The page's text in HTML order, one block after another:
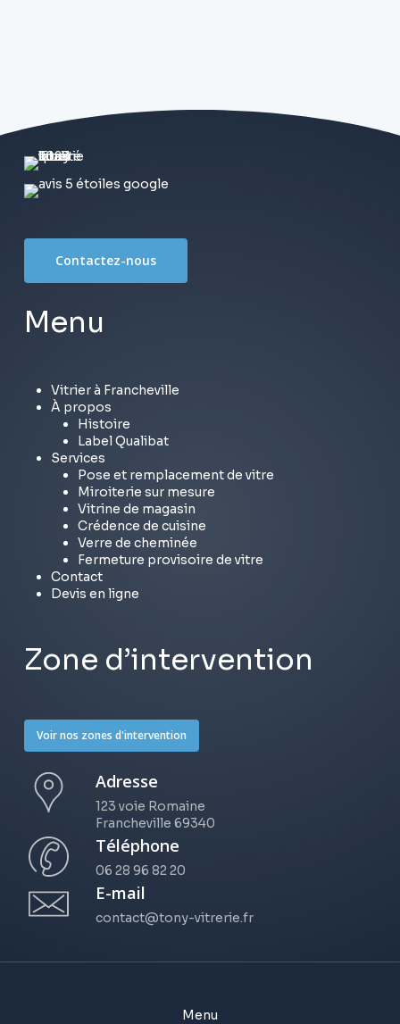
Contactez-nous
Menu
Vitrier à Francheville
À propos
Histoire
Label Qualibat
Services
Pose et remplacement de vitre
Miroiterie sur mesure
Vitrine de magasin
Crédence de cuisine
Verre de cheminée
Fermeture provisoire de vitre
Contact
Devis en ligne
Zone d’intervention
Voir nos zones d'intervention
Adresse
123 voie Romaine
Francheville 69340
Téléphone
06 28 96 82 20
E-mail
contact@tony-vitrerie.fr
Menu